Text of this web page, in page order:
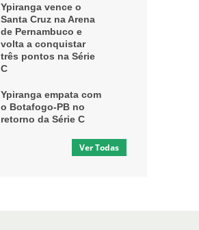
Ypiranga vence o
Santa Cruz na Arena
de Pernambuco e
volta a conquistar
três pontos na Série
C
Ypiranga empata com
o Botafogo-PB no
retorno da Série C
Ver Todas